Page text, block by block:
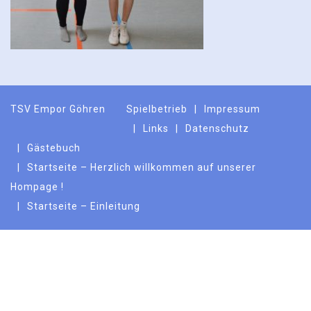
TSV Empor Göhren Spielbetrieb
Impressum
Links
Datenschutz
Gästebuch
Startseite – Herzlich willkommen auf unserer
Hompage !
Startseite – Einleitung